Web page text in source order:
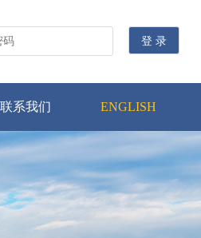
联系我们 ENGLISH